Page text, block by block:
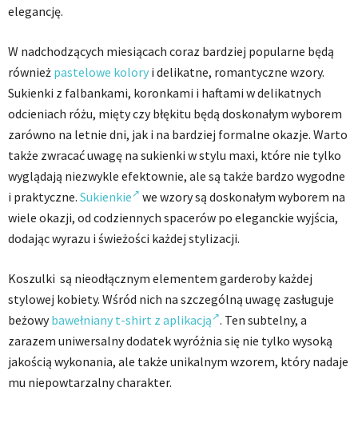
elegancję.
W nadchodzących miesiącach coraz bardziej popularne będą
również pastelowe kolory i delikatne, romantyczne wzory.
Sukienki z falbankami, koronkami i haftami w delikatnych
odcieniach różu, mięty czy błękitu będą doskonałym wyborem
zarówno na letnie dni, jak i na bardziej formalne okazje. Warto
także zwracać uwagę na sukienki w stylu maxi, które nie tylko
wyglądają niezwykle efektownie, ale są także bardzo wygodne
i praktyczne. Sukienkie
we wzory są doskonałym wyborem na
wiele okazji, od codziennych spacerów po eleganckie wyjścia,
dodając wyrazu i świeżości każdej stylizacji.
Koszulki są nieodłącznym elementem garderoby każdej
stylowej kobiety. Wśród nich na szczególną uwagę zasługuje
beżowybawełniany t-shirt z aplikacją . Ten subtelny, a
zarazem uniwersalny dodatek wyróżnia się nie tylko wysoką
jakością wykonania, ale także unikalnym wzorem, który nadaje
mu niepowtarzalny charakter.